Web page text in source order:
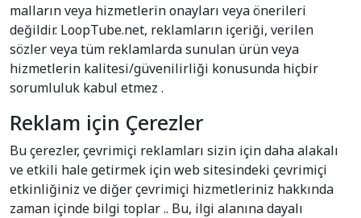
malların veya hizmetlerin onayları veya önerileri
değildir. LoopTube.net, reklamların içeriği, verilen
sözler veya tüm reklamlarda sunulan ürün veya
hizmetlerin kalitesi/güvenilirliği konusunda hiçbir
sorumluluk kabul etmez .
Reklam için Çerezler
Bu çerezler, çevrimiçi reklamları sizin için daha alakalı
ve etkili hale getirmek için web sitesindeki çevrimiçi
etkinliğiniz ve diğer çevrimiçi hizmetleriniz hakkında
zaman içinde bilgi toplar .. Bu, ilgi alanına dayalı